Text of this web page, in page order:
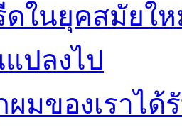
ดในยุคสมัยใ
ปลงไป
ผมของเราไ